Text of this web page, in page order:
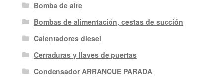
Bomba de aire
Bombas de alimentación, cestas de succión
Calentadores diesel
Cerraduras y llaves de puertas
Condensador ARRANQUE PARADA